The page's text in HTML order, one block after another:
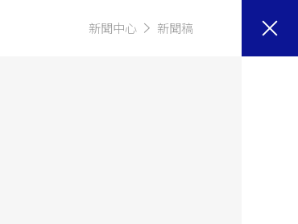
新聞中心 新聞稿